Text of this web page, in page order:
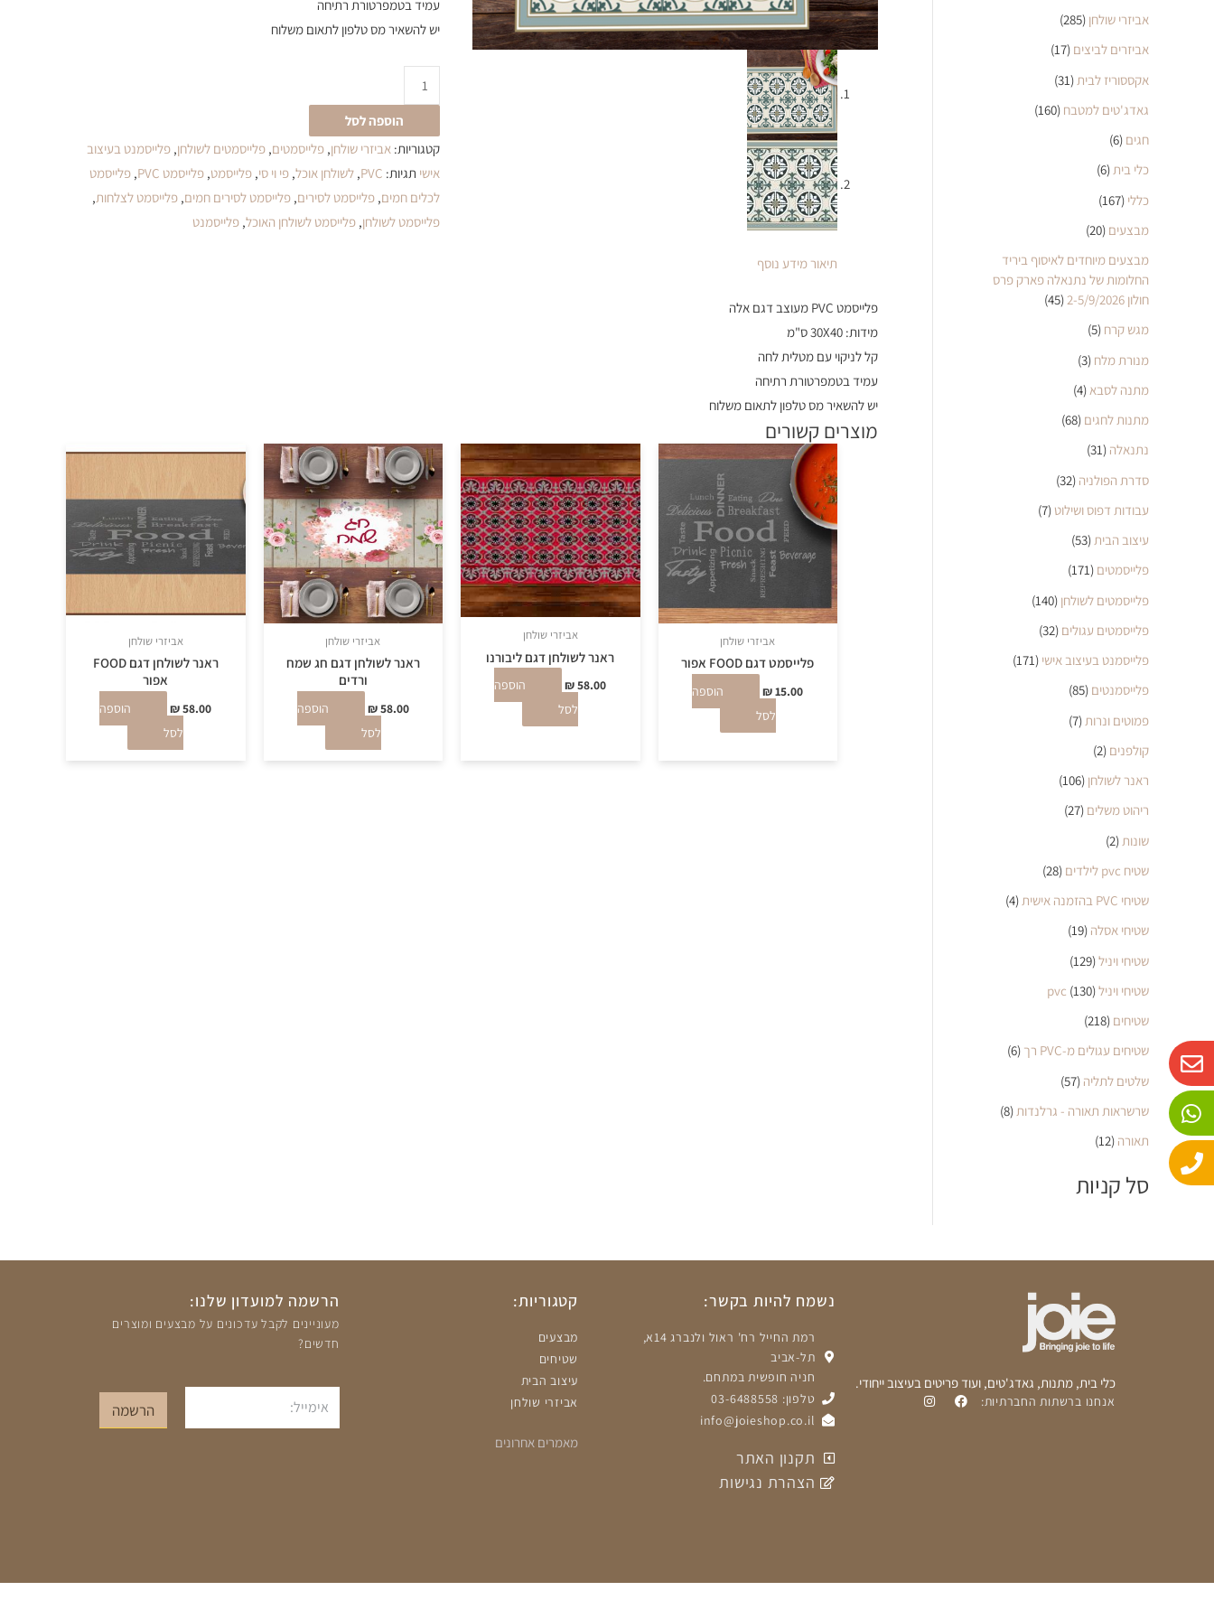
אביזרי שולחן (285)
אביזרים לביצים (17)
אקססוריז לבית (31)
גאדג'טים למטבח (160)
חגים (6)
כלי בית(6)
כללי (167)
מבצעים (20)
מבצעים מיוחדים לאיסוף ביריד
החלומות של נתנאלה פארק פרס
חולון 2-5/9/2026
(45)
מגש קרח (5)
מנורת מלח (3)
מתנה לסבא (4)
מתנות לחגים (68)
נתנאלה (31)
סדרת הפולניה (32)
עבודות דפוס ושילוט (7)
עיצוב הבית(53)
פלייסמטים (171)
פלייסמטים לשולחן (140)
פלייסמטים עגולים (32)
פלייסמנט בעיצוב אישי (171)
פלייסמנטים (85)
פמוטים ונרות (7)
קולפנים (2)
ראנר לשולחן (106)
ריהוט משלים (27)
שונות (2)
שטיח pvc לילדים
(28)
שטיחי PVC בהזמנה אישית
(4)
שטיחי אסלה (19)
שטיחי ויניל(129)
שטיחי ויניל pvc(130)
שטיחים (218)
שטיחים עגולים מ-PVC רך
(6)
שלטים לתליה (57)
שרשראות תאורה - גרלנדות (8)
תאורה (12)
סל קניות
עמיד בטמפרטורת רתיחה
יש להשאיר מס טלפון לתאום משלוח
הוספה לסל
קטגוריות:אביזרי שולחן,פלייסמטים,פלייסמטים לשולחן,פלייסמנט בעיצוב
אישי תגיות: PVC
,לשולחן אוכל,פי וי סי,פלייסמט,פלייסמט PVC ,פלייסמט
לכלים חמים,פלייסמט לסירים,פלייסמט לסירים חמים,פלייסמט לצלחות,
פלייסמט לשולחן,פלייסמט לשולחן האוכל,פלייסמנט
תיאורמידע נוסף
פלייסמט PVC מעוצב דגם אלה
מידות: 30X40 ס"מ
קל לניקוי עם מטלית לחה
עמיד בטמפרטורת רתיחה
יש להשאיר מס טלפון לתאום משלוח
מוצרים קשורים
אביזרי שולחן
פלייסמט דגם FOOD אפור
₪15.00
הוספה
לסל
אביזרי שולחן
ראנר לשולחן דגם ליבורנו
₪58.00
הוספה
לסל
אביזרי שולחן
ראנר לשולחן דגם חג שמח
ורדים
₪58.00
הוספה
לסל
אביזרי שולחן
ראנר לשולחן דגם FOOD
אפור
₪58.00
הוספה
לסל
כלי בית, מתנות, גאדג'טים, ועוד פריטים בעיצוב ייחודי.
אנחנו ברשתות החברתיות:
נשמח להיות בקשר:
רמת החייל רח' ראול ולנברג 14א,
תל-אביב
חניה חופשית במתחם.
טלפון: 03-6488558
info@joieshop.co.il
תקנון האתר
הצהרת נגישות
קטגוריות:
מבצעים
שטיחים
עיצוב הבית
אביזרי שולחן
מאמרים אחרונים
הרשמה למועדון שלנו:
מעוניינים לקבל עדכונים על מבצעים ומוצרים
חדשים?
אימייל
הרשמה
E
n
v
e
l
o
p
W
h
a
t
s
a
p
P
h
o
n
e